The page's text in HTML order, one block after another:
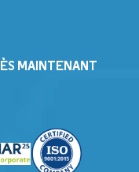
MAINTENANT